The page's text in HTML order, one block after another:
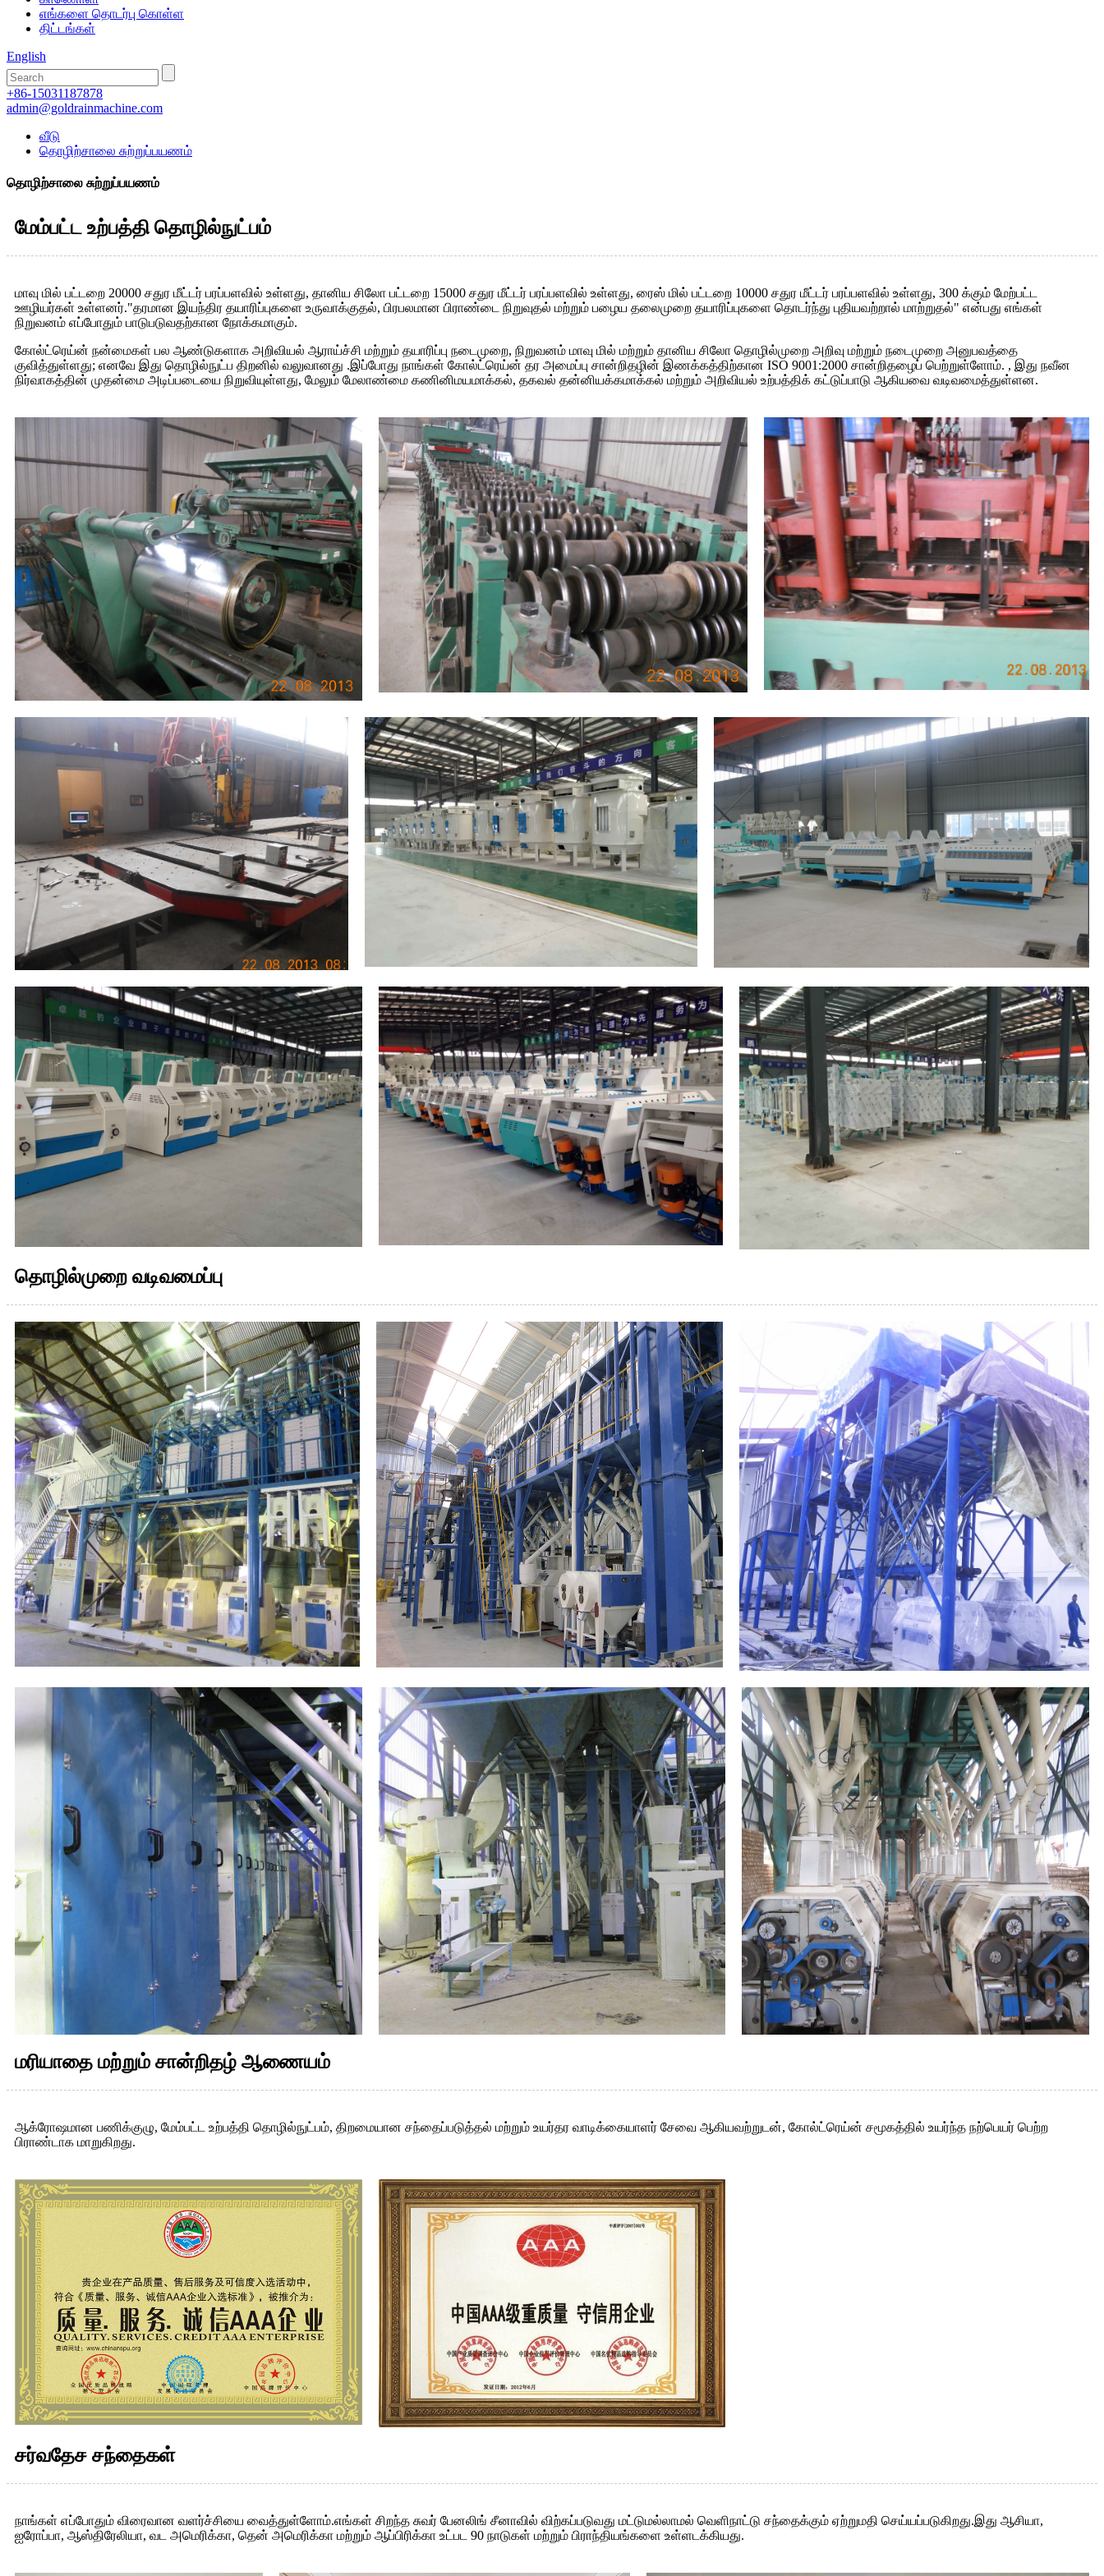
எங்களை தொடர்பு கொள்ள
திட்டங்கள்
English
+86-15031187878
admin@goldrainmachine.com
வீடு
தொழிற்சாலை சுற்றுப்பயணம்
தொழிற்சாலை சுற்றுப்பயணம்
மேம்பட்ட உற்பத்தி தொழில்நுட்பம்
மாவு மில் பட்டறை 20000 சதுர மீட்டர் பரப்பளவில் உள்ளது, தானிய சிலோ பட்டறை 15000 சதுர மீட்டர் பரப்பளவில் உள்ளது, ரைஸ் மில் பட்டறை 10000 சதுர மீட்டர் பரப்பளவில் உள்ளது, 300 க்கும் மேற்பட்ட
ஊழியர்கள் உள்ளனர்."தரமான இயந்திர தயாரிப்புகளை உருவாக்குதல், பிரபலமான பிராண்டை நிறுவுதல் மற்றும் பழைய தலைமுறை தயாரிப்புகளை தொடர்ந்து புதியவற்றால் மாற்றுதல்" என்பது எங்கள்
நிறுவனம் எப்போதும் பாடுபடுவதற்கான நோக்கமாகும்.
கோல்ட்ரெய்ன் நன்மைகள் பல ஆண்டுகளாக அறிவியல் ஆராய்ச்சி மற்றும் தயாரிப்பு நடைமுறை, நிறுவனம் மாவு மில் மற்றும் தானிய சிலோ தொழில்முறை அறிவு மற்றும் நடைமுறை அனுபவத்தை
குவித்துள்ளது; எனவே இது தொழில்நுட்ப திறனில் வலுவானது .இப்போது நாங்கள் கோல்ட்ரெய்ன் தர அமைப்பு சான்றிதழின் இணக்கத்திற்கான ISO 9001:2000 சான்றிதழைப் பெற்றுள்ளோம். , இது நவீன
நிர்வாகத்தின் முதன்மை அடிப்படையை நிறுவியுள்ளது, மேலும் மேலாண்மை கணினிமயமாக்கல், தகவல் தன்னியக்கமாக்கல் மற்றும் அறிவியல் உற்பத்திக் கட்டுப்பாடு ஆகியவை வடிவமைத்துள்ளன.
தொழில்முறை வடிவமைப்பு
மரியாதை மற்றும் சான்றிதழ் ஆணையம்
ஆக்ரோஷமான பணிக்குழு, மேம்பட்ட உற்பத்தி தொழில்நுட்பம், திறமையான சந்தைப்படுத்தல் மற்றும் உயர்தர வாடிக்கையாளர் சேவை ஆகியவற்றுடன், கோல்ட்ரெய்ன் சமூகத்தில் உயர்ந்த நற்பெயர் பெற்ற
பிராண்டாக மாறுகிறது.
சர்வதேச சந்தைகள்
நாங்கள் எப்போதும் விரைவான வளர்ச்சியை வைத்துள்ளோம்.எங்கள் சிறந்த சுவர் பேனலிங் சீனாவில் விற்கப்படுவது மட்டுமல்லாமல் வெளிநாட்டு சந்தைக்கும் ஏற்றுமதி செய்யப்படுகிறது.இது ஆசியா,
ஐரோப்பா, ஆஸ்திரேலியா, வட அமெரிக்கா, தென் அமெரிக்கா மற்றும் ஆப்பிரிக்கா உட்பட 90 நாடுகள் மற்றும் பிராந்தியங்களை உள்ளடக்கியது.